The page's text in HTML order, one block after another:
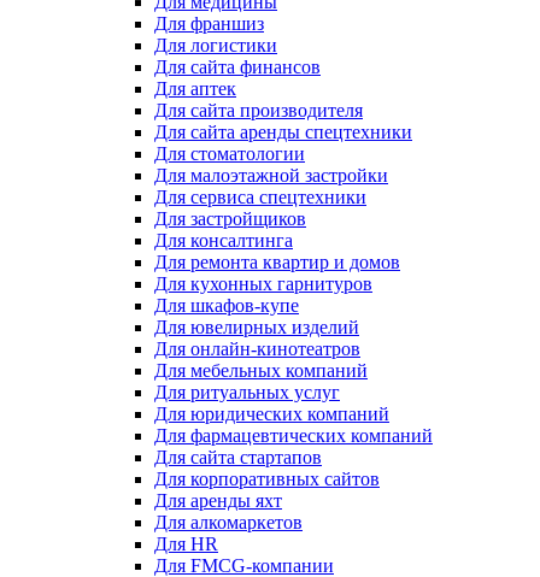
Для франшиз
Для логистики
Для сайта финансов
Для аптек
Для сайта производителя
Для сайта аренды спецтехники
Для стоматологии
Для малоэтажной застройки
Для сервиса спецтехники
Для застройщиков
Для консалтинга
Для ремонта квартир и домов
Для кухонных гарнитуров
Для шкафов-купе
Для ювелирных изделий
Для онлайн-кинотеатров
Для мебельных компаний
Для ритуальных услуг
Для юридических компаний
Для фармацевтических компаний
Для сайта стартапов
Для корпоративных сайтов
Для аренды яхт
Для алкомаркетов
Для HR
Для FMCG-компании